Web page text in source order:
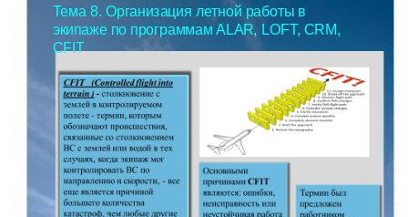
Тема 8. Организация летной работы в
экипаже по программам ALAR, LOFT, CRM,
CFIT